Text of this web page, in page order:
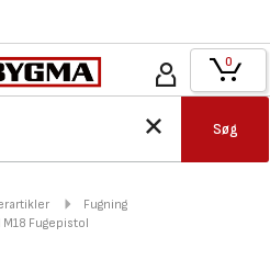
Søg
0
Fugning
Fugepistol